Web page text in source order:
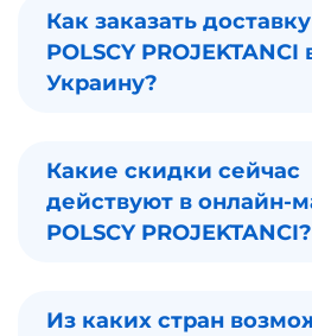
Как заказать
POLSCY PROJEKTANCI
Украину?
Какие скидки сейчас
действуют в онлайн-
POLSCY PROJEKTANCI?
Из каких стран